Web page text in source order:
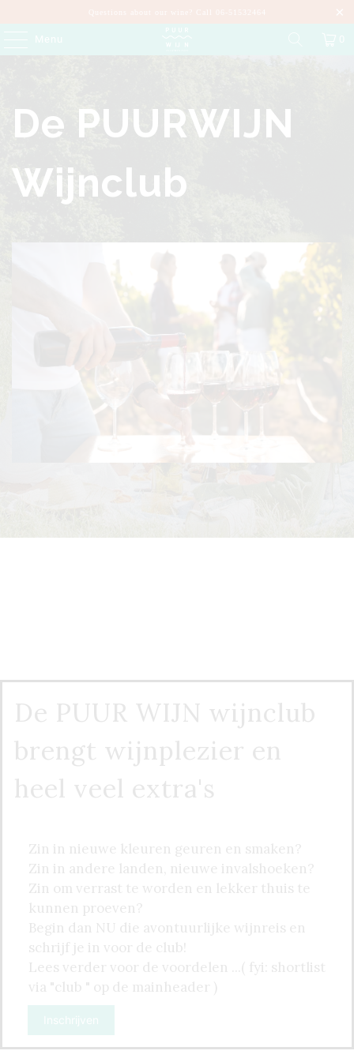
Menu 0
De PUURWIJN
Wijnclub
De PUUR WIJN wijnclub
brengt wijnplezier en
heel veel extra's
Zin in nieuwe kleuren geuren en smaken?
Zin in andere landen, nieuwe invalshoeken?
Zin om verrast te worden en lekker thuis te
kunnen proeven?
Begin dan NU die avontuurlijke wijnreis en
schrijf je in voor de club!
Lees verder voor de voordelen ...( fyi: shortlist
via "club " op de mainheader )
Inschrijven